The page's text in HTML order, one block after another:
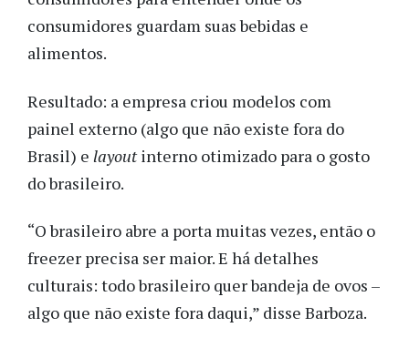
consumidores guardam suas bebidas e
alimentos.
Resultado: a empresa criou modelos com
painel externo (algo que não existe fora do
Brasil) e layoutinterno otimizado para o gosto
do brasileiro.
“O brasileiro abre a porta muitas vezes, então o
freezer precisa ser maior. E há detalhes
culturais: todo brasileiro quer bandeja de ovos –
algo que não existe fora daqui,” disse Barboza.